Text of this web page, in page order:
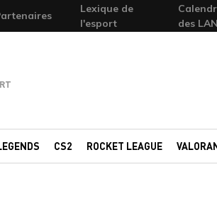
Lexique de
l'esport
des LAN
CS2 ROCKET LEAGUE